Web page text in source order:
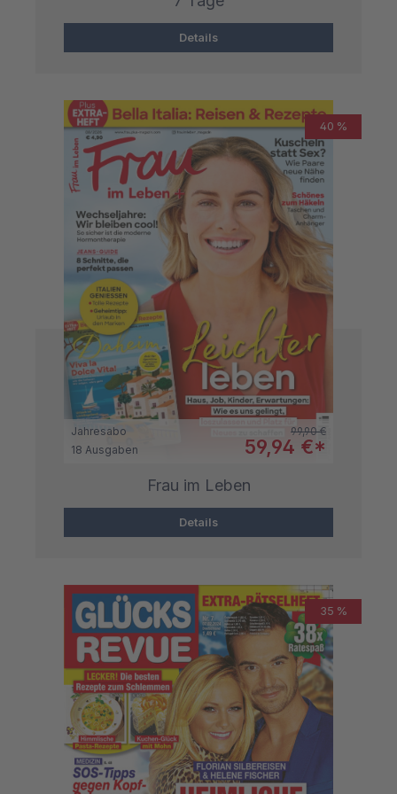
Details
40 %
Jahresabo Regulärer Preis:
99,90 €
18 Ausgaben
Verkaufspreis:
59,94 €*
Frau im Leben
Details
35 %